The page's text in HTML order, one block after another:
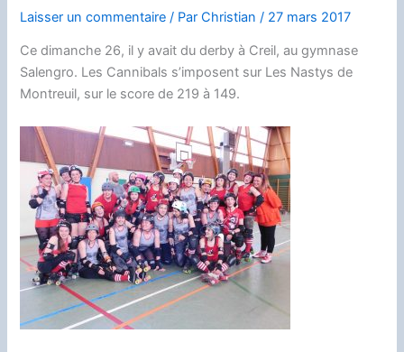
Laisser un commentaire / ParChristian/ 27 mars 2017
Ce dimanche 26, il y avait du derby à Creil, au gymnase
Salengro. Les Cannibals s’imposent sur Les Nastys de
Montreuil, sur le score de 219 à 149.